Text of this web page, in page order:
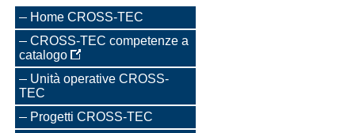
Home CROSS-TEC
CROSS-TEC competenze a
catalogo
Unità operative CROSS-
TEC
Progetti CROSS-TEC